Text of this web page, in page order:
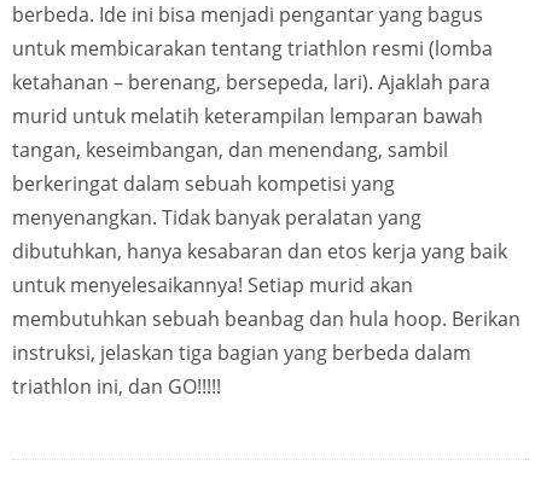
berbeda. Ide ini bisa menjadi pengantar yang bagus
untuk membicarakan tentang triathlon resmi (lomba
ketahanan – berenang, bersepeda, lari). Ajaklah para
murid untuk melatih keterampilan lemparan bawah
tangan, keseimbangan, dan menendang, sambil
berkeringat dalam sebuah kompetisi yang
menyenangkan. Tidak banyak peralatan yang
dibutuhkan, hanya kesabaran dan etos kerja yang baik
untuk menyelesaikannya! Setiap murid akan
membutuhkan sebuah beanbag dan hula hoop. Berikan
instruksi, jelaskan tiga bagian yang berbeda dalam
triathlon ini, dan GO!!!!!